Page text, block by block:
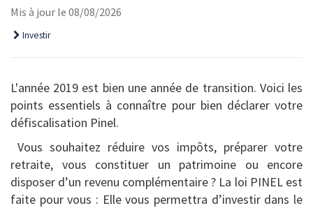
Mis à jour le 08/08/2026
Investir
L'année 2019 est bien une année de transition. Voici les
points essentiels à connaître pour bien déclarer votre
défiscalisation Pinel.
Vous souhaitez réduire vos impôts, préparer votre
retraite, vous constituer un patrimoine ou encore
disposer d’un revenu complémentaire ? La loi PINEL est
faite pour vous : Elle vous permettra d’investir dans le